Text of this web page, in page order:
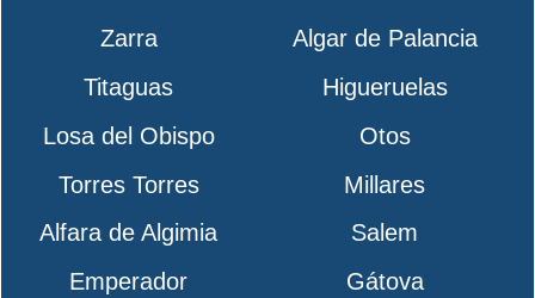
Zarra
Algar de Palancia
Titaguas
Higueruelas
Losa del Obispo
Otos
Torres Torres
Millares
Alfara de Algimia
Salem
Emperador
Gátova